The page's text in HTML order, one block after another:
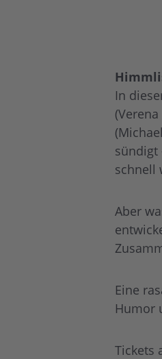
In
sündigt
schnell
Aber
Eine
Humor
Tickets